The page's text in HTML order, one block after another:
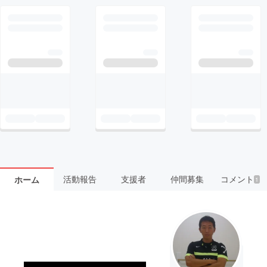
ホーム 活動報告 支援者 仲間募集 コメント 1